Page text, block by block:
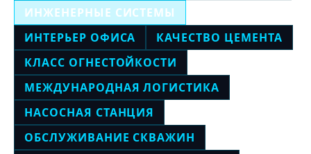
ИНЖЕНЕРНЫЕ СИСТЕМЫ
ИНТЕРЬЕР ОФИСА
КАЧЕСТВО ЦЕМЕНТА
КЛАСС ОГНЕСТОЙКОСТИ
МЕЖДУНАРОДНАЯ ЛОГИСТИКА
НАСОСНАЯ СТАНЦИЯ
ОБСЛУЖИВАНИЕ СКВАЖИН